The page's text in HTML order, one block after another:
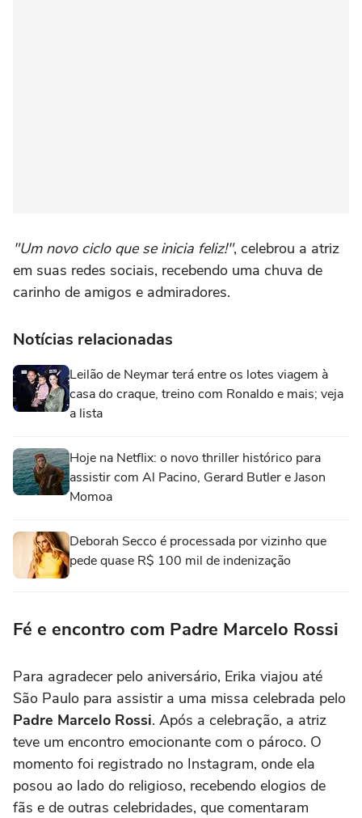
"Um novo ciclo que se inicia feliz!", celebrou a atriz
em suas redes sociais, recebendo uma chuva de
carinho de amigos e admiradores.
Notícias relacionadas
Leilão de Neymar terá entre os lotes viagem à
casa do craque, treino com Ronaldo e mais; veja
a lista
Hoje na Netflix: o novo thriller histórico para
assistir com Al Pacino, Gerard Butler e Jason
Momoa
Deborah Secco é processada por vizinho que
pede quase R$ 100 mil de indenização
Fé e encontro com Padre Marcelo Rossi
Para agradecer pelo aniversário, Erika viajou até
São Paulo para assistir a uma missa celebrada pelo
Padre Marcelo Rossi. Após a celebração, a atriz
teve um encontro emocionante com o pároco. O
momento foi registrado no Instagram, onde ela
posou ao lado do religioso, recebendo elogios de
fãs e de outras celebridades, que comentaram